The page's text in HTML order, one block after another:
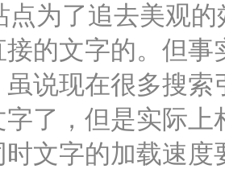
为了追去美观的
接的文字的。但
虽说现在很多搜
字了，但是实际
时文字的加载速